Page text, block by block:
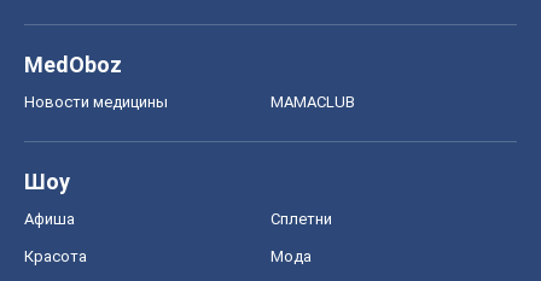
MedOboz
Новости медицины MAMACLUB
Шоу
Афиша Сплетни
Красота Мода